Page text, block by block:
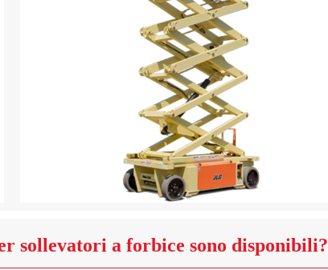
sollevatori a forbice sono disponibili?